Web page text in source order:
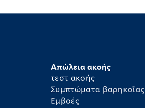
Απώλεια ακοής
τεστ ακοής
Συμπτώματα βαρηκοΐας
Εμβοές